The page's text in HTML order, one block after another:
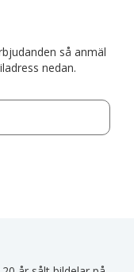
så anmäl
nedan.